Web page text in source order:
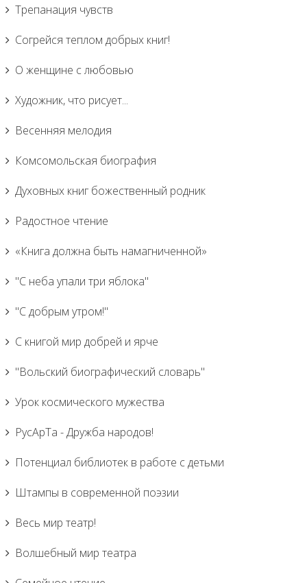
Трепанация чувств
Согрейся теплом добрых книг!
О женщине с любовью
Художник, что рисует...
Весенняя мелодия
Комсомольская биография
Духовных книг божественный родник
Радостное чтение
«Книга должна быть намагниченной»
"С неба упали три яблока"
"С добрым утром!"
С книгой мир добрей и ярче
"Вольский биографический словарь"
Урок космического мужества
РусАрТа - Дружба народов!
Потенциал библиотек в работе с детьми
Штампы в современной поэзии
Весь мир театр!
Волшебный мир театра